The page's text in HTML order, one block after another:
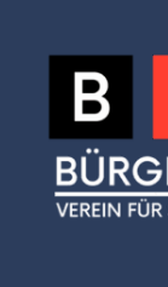
Inhalt
springen